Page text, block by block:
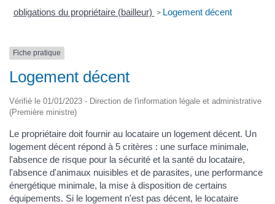
obligations du propriétaire (bailleur) > Logement décent
Fiche pratique
Logement décent
Vérifié le 01/01/2023 - Direction de l'information légale et administrative
(Première ministre)
Le propriétaire doit fournir au locataire un logement décent. Un
logement décent répond à 5 critères : une surface minimale,
l'absence de risque pour la sécurité et la santé du locataire,
l'absence d'animaux nuisibles et de parasites, une performance
énergétique minimale, la mise à disposition de certains
équipements. Si le logement n'est pas décent, le locataire